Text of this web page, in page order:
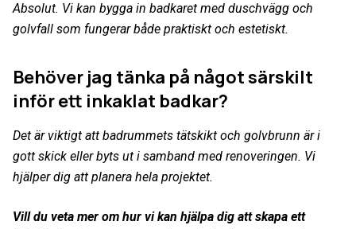
Absolut. Vi kan bygga in badkaret med duschvägg och
golvfall som fungerar både praktiskt och estetiskt.
Behöver jag tänka på något särskilt
inför ett inkaklat badkar?
Det är viktigt att badrummets tätskikt och golvbrunn är i
gott skick eller byts ut i samband med renoveringen. Vi
hjälper dig att planera hela projektet.
Vill du veta mer om hur vi kan hjälpa dig att skapa ett